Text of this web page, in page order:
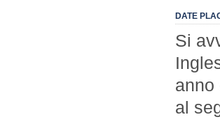
DATE
Si
anno
al